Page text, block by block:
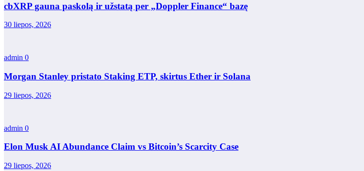
cbXRP gauna paskolą ir užstatą per „Doppler Finance“ bazę
30 liepos, 2026
admin 0
Morgan Stanley pristato Staking ETP, skirtus Ether ir Solana
29 liepos, 2026
admin 0
Elon Musk AI Abundance Claim vs Bitcoin’s Scarcity Case
29 liepos, 2026